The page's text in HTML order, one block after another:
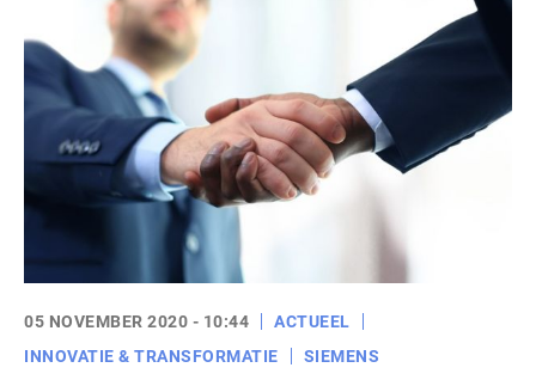
05 NOVEMBER 2020 - 10:44
ACTUEEL
INNOVATIE & TRANSFORMATIE
SIEMENS